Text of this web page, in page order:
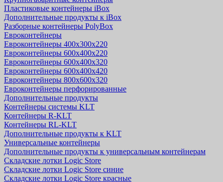
Пластиковые контейнеры iBox
Дополнительные продукты к iBox
Разборные контейнеры PolyBox
Евроконтейнеры
Евроконтейнеры 400х300х220
Евроконтейнеры 600х400х220
Евроконтейнеры 600х400х320
Евроконтейнеры 600х400х420
Евроконтейнеры 800х600х320
Евроконтейнеры перфорированные
Дополнительные продукты
Контейнеры системы KLT
Контейнеры R-KLT
Контейнеры RL-KLT
Дополнительные продукты к KLT
Универсальные контейнеры
Дополнительные продукты к универсальным контейнерам
Складские лотки Logic Store
Складские лотки Logic Store синие
Складские лотки Logic Store красные